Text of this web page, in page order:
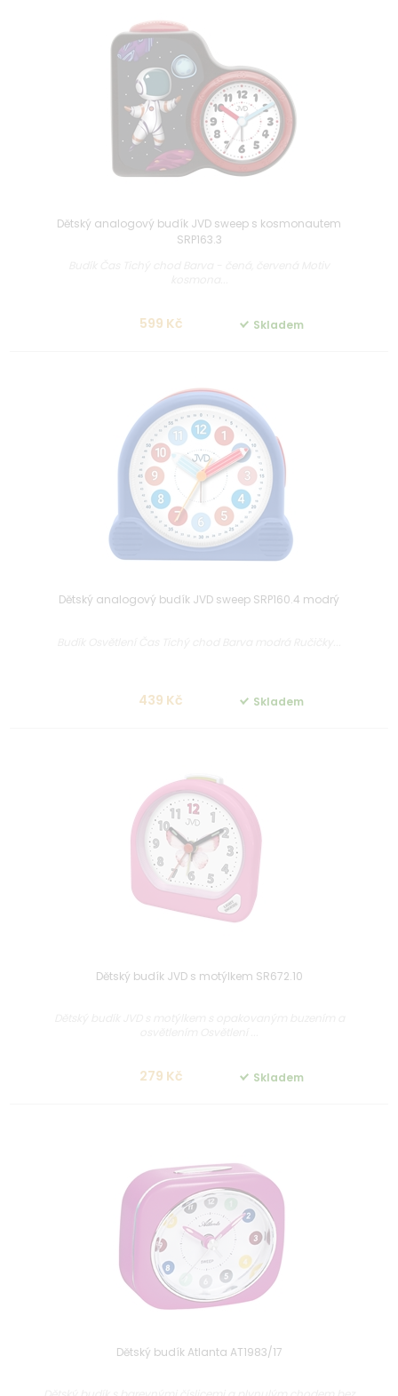
Dětský analogový budík JVD sweep s kosmonautem
SRP163.3
599 Kč Skladem
Dětský analogový budík JVD sweep SRP160.4 modrý
439 Kč Skladem
Dětský budík JVD s motýlkem SR672.10
279 Kč Skladem
Dětský budík Atlanta AT1983/17